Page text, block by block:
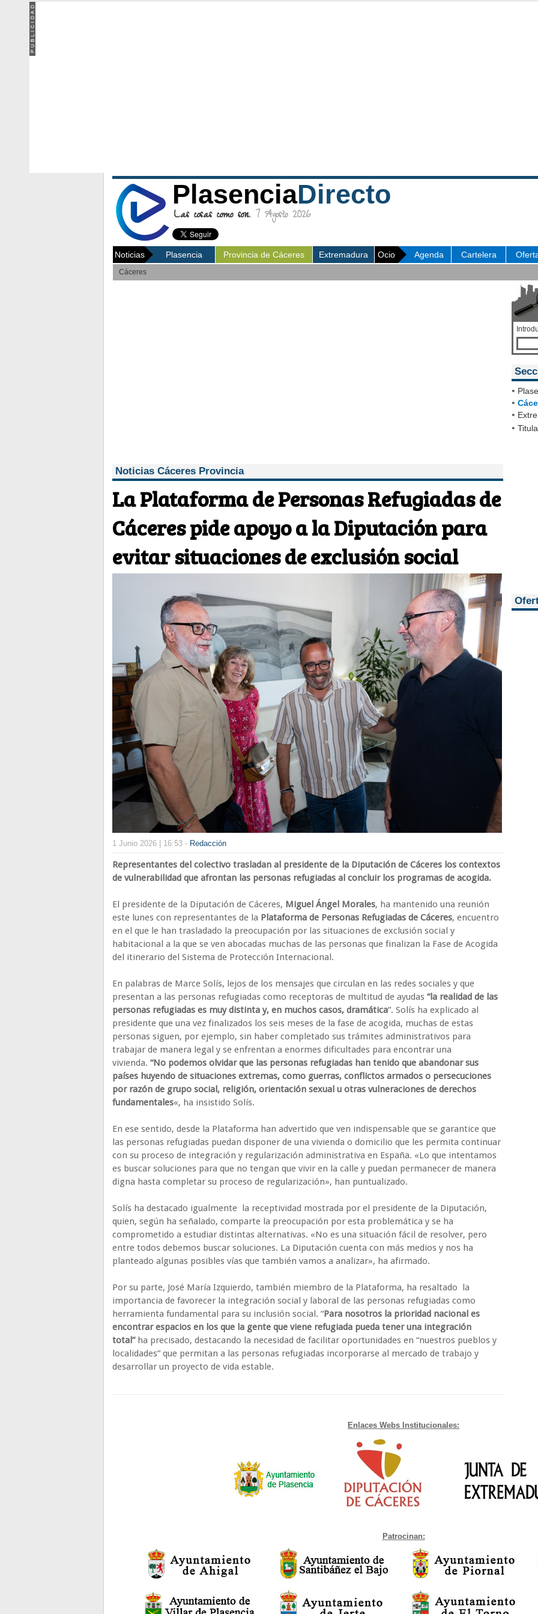
PlasenciaDirecto
Las cosas como son. 7 Agosto 2026
Noticias Plasencia Provincia de Cáceres Extremadura Ocio Agenda Cartelera
Cáceres
Noticias Cáceres Provincia
La Plataforma de Personas Refugiadas de
Cáceres pide apoyo a la Diputación para
evitar situaciones de exclusión social
1 Junio 2026 | 16:53 - Redacción
Representantes del colectivo trasladan al presidente de la Diputación de Cáceres los contextos
de vulnerabilidad que afrontan las personas refugiadas al concluir los programas de acogida.
El presidente de la Diputación de Cáceres, Miguel Ángel Morales, ha mantenido una reunión
este lunes con representantes de la Plataforma de Personas Refugiadas de Cáceres, encuentro
en el que le han trasladado la preocupación por las situaciones de exclusión social y
habitacional a la que se ven abocadas muchas de las personas que finalizan la Fase de Acogida
del itinerario del Sistema de Protección Internacional.
En palabras de Marce Solís, lejos de los mensajes que circulan en las redes sociales y que
presentan a las personas refugiadas como receptoras de multitud de ayudas “la realidad de las
personas refugiadas es muy distinta y, en muchos casos, dramática”. Solís ha explicado al
presidente que una vez finalizados los seis meses de la fase de acogida, muchas de estas
personas siguen, por ejemplo, sin haber completado sus trámites administrativos para
trabajar de manera legal y se enfrentan a enormes dificultades para encontrar una
vivienda. “No podemos olvidar que las personas refugiadas han tenido que abandonar sus
países huyendo de situaciones extremas, como guerras, conflictos armados o persecuciones
por razón de grupo social, religión, orientación sexual u otras vulneraciones de derechos
fundamentales«, ha insistido Solís.
En ese sentido, desde la Plataforma han advertido que ven indispensable que se garantice que
las personas refugiadas puedan disponer de una vivienda o domicilio que les permita continuar
con su proceso de integración y regularización administrativa en España. «Lo que intentamos
es buscar soluciones para que no tengan que vivir en la calle y puedan permanecer de manera
digna hasta completar su proceso de regularización», han puntualizado.
Solís ha destacado igualmente la receptividad mostrada por el presidente de la Diputación,
quien, según ha señalado, comparte la preocupación por esta problemática y se ha
comprometido a estudiar distintas alternativas. «No es una situación fácil de resolver, pero
entre todos debemos buscar soluciones. La Diputación cuenta con más medios y nos ha
planteado algunas posibles vías que también vamos a analizar», ha afirmado.
Por su parte, José María Izquierdo, también miembro de la Plataforma, ha resaltado la
importancia de favorecer la integración social y laboral de las personas refugiadas como
herramienta fundamental para su inclusión social. “Para nosotros la prioridad nacional es
encontrar espacios en los que la gente que viene refugiada pueda tener una integración
total”ha precisado, destacando la necesidad de facilitar oportunidades en “nuestros pueblos y
localidades” que permitan a las personas refugiadas incorporarse al mercado de trabajo y
desarrollar un proyecto de vida estable.
•
•
•
•
Enlaces Webs Institucionales:
Patrocinan: